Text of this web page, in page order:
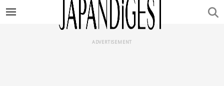
ADVERTISEMENT